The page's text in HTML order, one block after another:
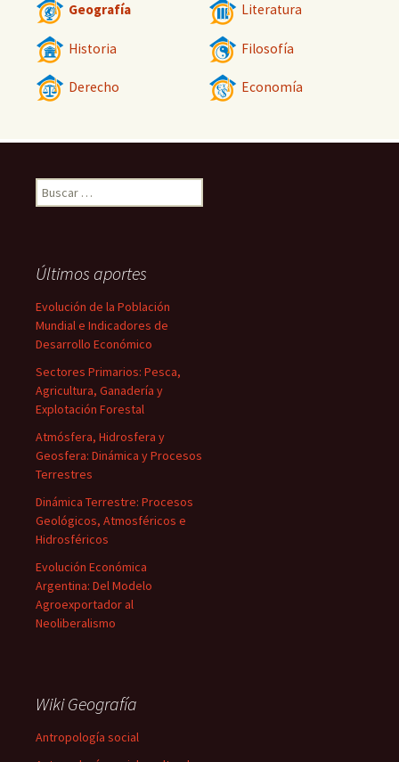
Geografía Literatura
Historia Filosofía
Derecho Economía
Buscar:
Últimos aportes
Evolución de la Población
Mundial e Indicadores de
Desarrollo Económico
Sectores Primarios: Pesca,
Agricultura, Ganadería y
Explotación Forestal
Atmósfera, Hidrosfera y
Geosfera: Dinámica y Procesos
Terrestres
Dinámica Terrestre: Procesos
Geológicos, Atmosféricos e
Hidrosféricos
Evolución Económica
Argentina: Del Modelo
Agroexportador al
Neoliberalismo
Wiki Geografía
Antropología social